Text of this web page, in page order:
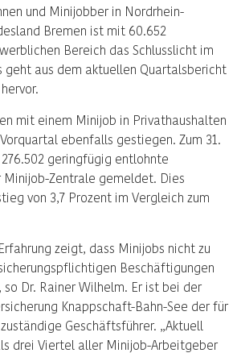
und Minijobber in Nordrhein-
Bremen ist mit 60.652
Bereich das Schlusslicht im
geht aus dem aktuellen Quartalsbericht
mit einem Minijob in Privathaushalten
ebenfalls gestiegen. Zum 31.
geringfügig entlohnte
Zentrale gemeldet. Dies
von 3,7 Prozent im Vergleich zum
zeigt, dass Minijobs nicht zu
Beschäftigungen
Dr. Rainer Wilhelm. Er ist bei der
Knappschaft-Bahn-See der für
Geschäftsführer. „Aktuell
drei Viertel aller Minijob-Arbeitgeber